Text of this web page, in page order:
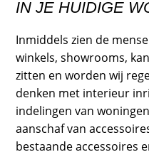
IN JE HUIDIGE
Inmiddels zien de
winkels, showrooms,
zitten en worden wij
denken met interieur
indelingen van
aanschaf van
bestaande accessoires